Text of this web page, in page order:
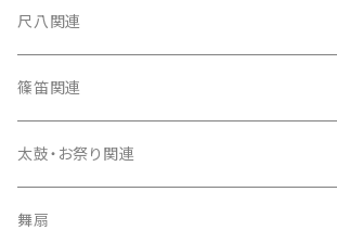
箏カバー
箏袋
口前袋・尾布
爪・爪輪
三味線（本体）
三味線ケース
長トランク・三ツ折トランク
ソフトケース
雨用カバー
長袋・三ツ組袋・胴袋
尺八関連
尺八（本体）
尺八袋
歌口キャップ
篠笛関連
篠笛（本体）
お祭り用６穴
篠笛袋
太鼓・お祭り関連
太鼓（本体）
舞扇